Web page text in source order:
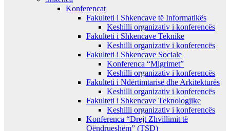
Konferencat
Fakulteti i Shkencave të Informatikës
Keshilli organizativ i konferencës
Fakulteti i Shkencave Teknike
Keshilli organizativ i konferencës
Fakulteti i Shkencave Sociale
Konferenca “Migrimet”
Keshilli organizativ i konferencës
Fakulteti i Ndërtimtarisë dhe Arkitekturës
Keshilli organizativ i konferencës
Fakulteti i Shkencave Teknologjike
Keshilli organizativ i konferencës
Konferenca “Drejt Zhvillimit të
Qëndrueshëm” (TSD)